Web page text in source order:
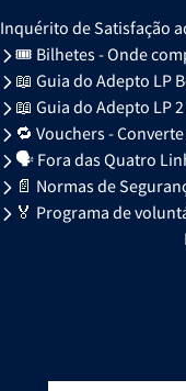
Inquérito de Satisfação
🎟️ Bilhetes - Onde
📖 Guia do Adepto LP
📖 Guia do Adepto LP
🔁 Vouchers -
🗣️ Fora das Quatro
📄 Normas de
🏅 Programa de